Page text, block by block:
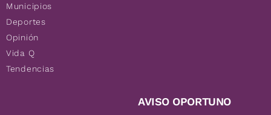
Municipios
Deportes
Opinión
Vida Q
Tendencias
AVISO OPORTUNO